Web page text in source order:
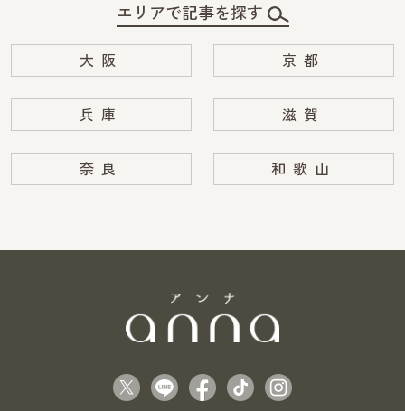
エリアで記事を探す
大阪 京都
兵庫 滋賀
奈良 和歌山